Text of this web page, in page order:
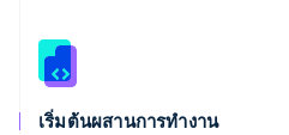
เริ่มต้นผสานการทำงาน
สิงคโปร์
ออสเตรเลีย
English